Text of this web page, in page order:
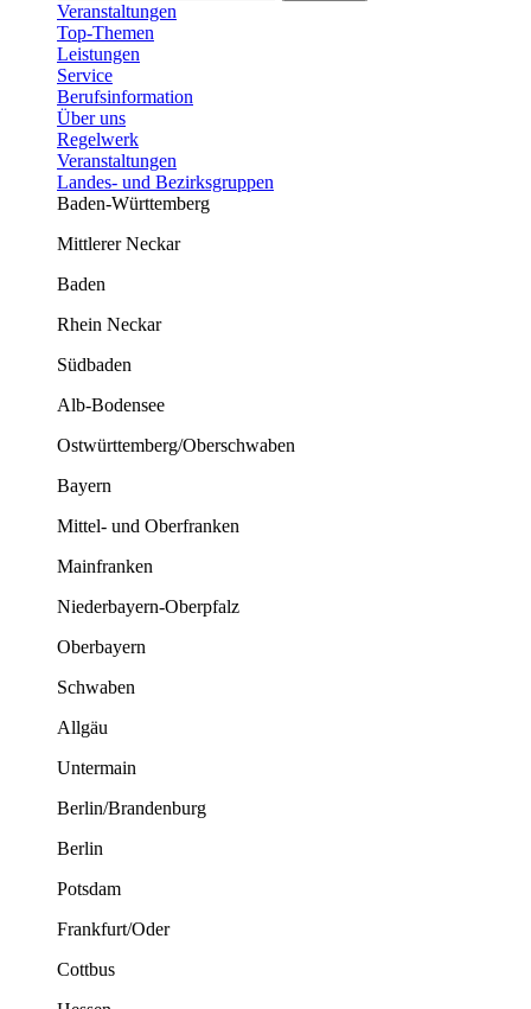
Veranstaltungen
Top-Themen
Leistungen
Service
Berufsinformation
Über uns
Regelwerk
Veranstaltungen
Landes- und Bezirksgruppen
Baden-Württemberg
Mittlerer Neckar
Baden
Rhein Neckar
Südbaden
Alb-Bodensee
Ostwürttemberg/Oberschwaben
Bayern
Mittel- und Oberfranken
Mainfranken
Niederbayern-Oberpfalz
Oberbayern
Schwaben
Allgäu
Untermain
Berlin/Brandenburg
Berlin
Potsdam
Frankfurt/Oder
Cottbus